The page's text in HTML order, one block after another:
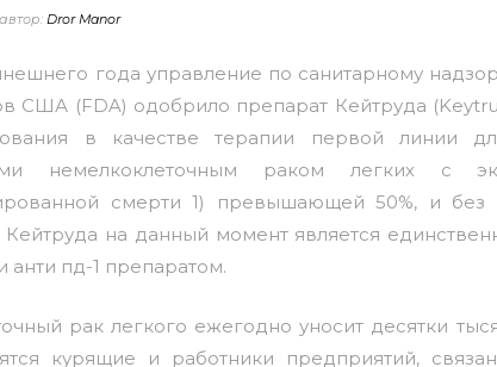
автор: Dror Manor
года управление по санитарному
США (FDA) одобрило препарат Кейтруда
в качестве терапии первой линии
немелкоклеточным раком легких с
смерти 1) превышающей 50%, и без
Кейтруда на данный момент является
анти пд-1 препаратом.
рак легкого ежегодно уносит десятки
курящие и работники предприятий,